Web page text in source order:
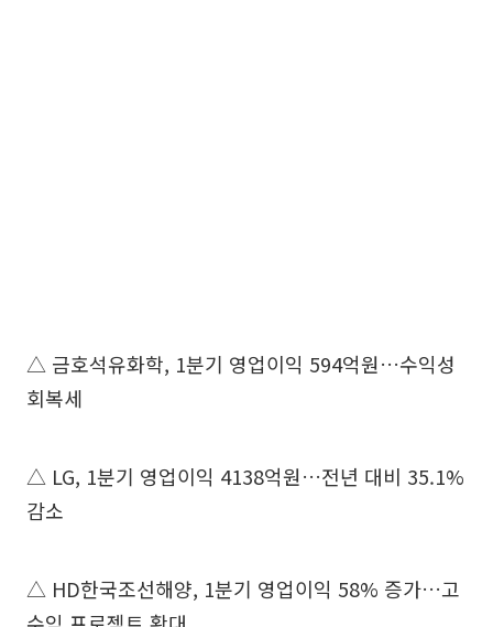
△ 금호석유화학, 1분기 영업이익 594억원…수익성
회복세
△ LG, 1분기 영업이익 4138억원…전년 대비 35.1%
감소
△ HD한국조선해양, 1분기 영업이익 58% 증가…고